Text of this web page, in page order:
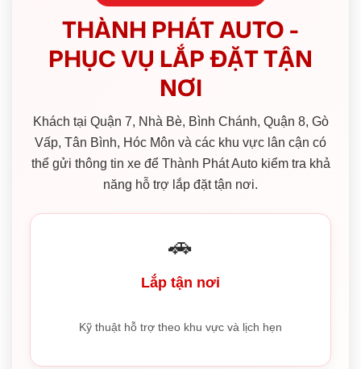
THÀNH PHÁT AUTO -
PHỤC VỤ LẮP ĐẶT TẬN
NƠI
Khách tại Quận 7, Nhà Bè, Bình Chánh, Quận 8, Gò
Vấp, Tân Bình, Hóc Môn và các khu vực lân cận có
thể gửi thông tin xe để Thành Phát Auto kiểm tra khả
năng hỗ trợ lắp đặt tận nơi.
🚗
Lắp tận nơi
Kỹ thuật hỗ trợ theo khu vực và lịch hẹn